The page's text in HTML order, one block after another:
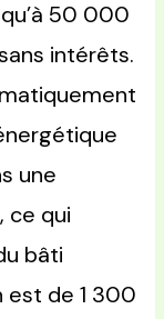
50 000
intérêts.
une
ce qui
bâti
est de 1 300